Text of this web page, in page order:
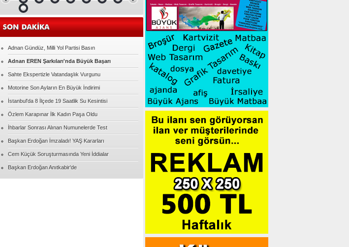
Elif ERDEM
Ampute Futbol'da İlginç detay
Serap UZER
15 Temmuzdan kalanlar
İhsan ÜNLÜ
MUTLU YILLAR ÖĞRETMENİM
Hacıbekir Özarslan
FULBOL ASLA SADECE FUTBOL
DEGILDIR
Serkan TOKA
Adnan Gündüz, Milli Yol Partisi Basın
Adnan EREN Şarkıları'nda Büyük Başarı
Sahte Ekspertizle Vatandaşlık Vurgunu
Motorine Son Ayların En Büyük İndirimi
İstanbul'da 8 İlçede 19 Saatlik Su Kesintisi
Özlem Karapınar İlk Kadın Paşa Oldu
İhbarlar Sonrası Alınan Numunelerde Test
Başkan Erdoğan İmzaladı! YAŞ Kararları
Cem Küçük Soruşturmasında Yeni İddialar
Başkan Erdoğan Anıtkabir'de